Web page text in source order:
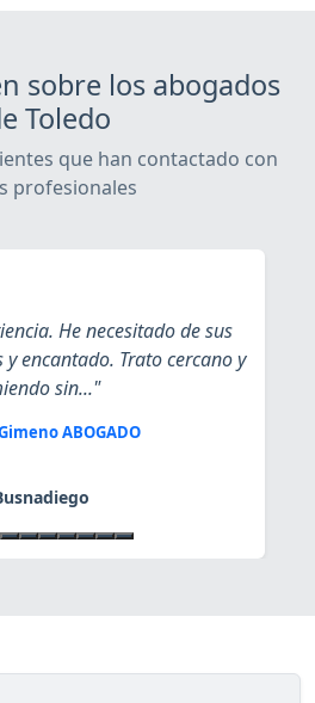
sobre los abogados
Toledo
que han contactado con
profesionales
He necesitado de sus
y encantado. Trato cercano y
sin..."
ABOGADO